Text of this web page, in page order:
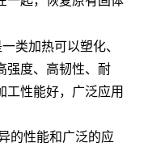
一类加热可以塑化、
强度、高韧性、耐
工性能好，广泛应用
的性能和广泛的应